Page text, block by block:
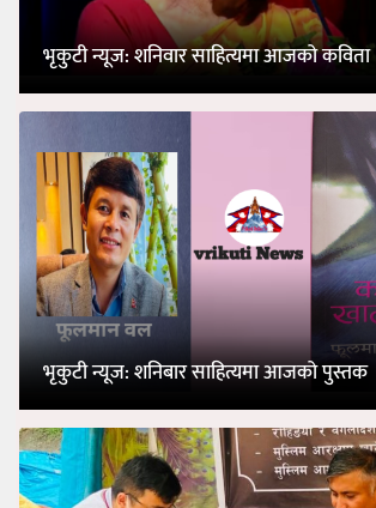
भृकुटी न्यूज: शनिवार साहित्यमा आजको कविता
भृकुटी न्यूज: शनिबार साहित्यमा आजको पुस्तक